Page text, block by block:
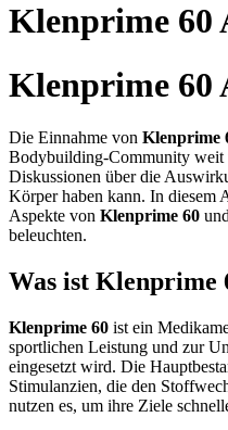
Klenprime 60
Klenprime 60
Die Einnahme von Klenprime
Bodybuilding-Community weit
Diskussionen über die
Körper haben kann. In diesem
Aspekte von Klenprime 60
beleuchten.
Was ist Klenprime
Klenprime 60 ist ein
sportlichen Leistung und zur
eingesetzt wird. Die
Stimulanzien, die den
nutzen es, um ihre Ziele